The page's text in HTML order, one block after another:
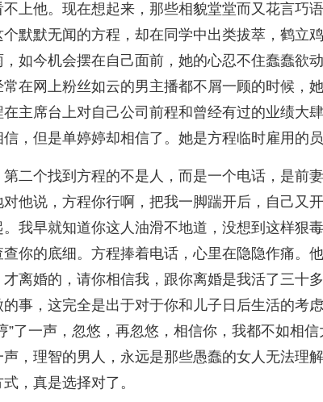
不上他。现在想起来，那些相貌堂堂而又花言巧
个默默无闻的方程，却在同学中出类拔萃，鹤立
，如今机会摆在自己面前，她的心忍不住蠢蠢欲
常在网上粉丝如云的男主播都不屑一顾的时候，
在主席台上对自己公司前程和曾经有过的业绩大
信，但是单婷婷却相信了。她是方程临时雇用的
第二个找到方程的不是人，而是一个电话，是前
对他说，方程你行啊，把我一脚踹开后，自己又
。我早就知道你这人油滑不地道，没想到这样狠
查你的底细。方程捧着电话，心里在隐隐作痛。
才离婚的，请你相信我，跟你离婚是我活了三十
的事，这完全是出于对于你和儿子日后生活的考
”了一声，忽悠，再忽悠，相信你，我都不如相
声，理智的男人，永远是那些愚蠢的女人无法理
，真是选择对了。